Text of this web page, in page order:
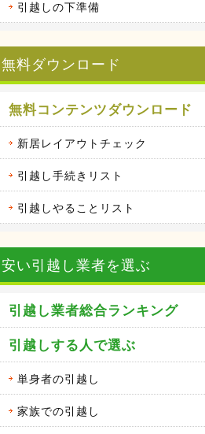
引越しの下準備
無料ダウンロード
無料コンテンツダウンロード
新居レイアウトチェック
引越し手続きリスト
引越しやることリスト
安い引越し業者を選ぶ
引越し業者総合ランキング
引越しする人で選ぶ
単身者の引越し
家族での引越し